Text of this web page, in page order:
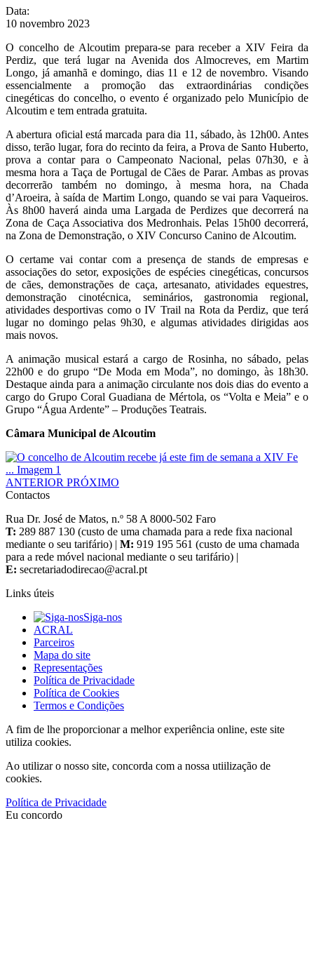
Data:
10 novembro 2023
O concelho de Alcoutim prepara-se para receber a XIV Feira da
Perdiz, que terá lugar na Avenida dos Almocreves, em Martim
Longo, já amanhã e domingo, dias 11 e 12 de novembro. Visando
essencialmente a promoção das extraordinárias condições
cinegéticas do concelho, o evento é organizado pelo Município de
Alcoutim e tem entrada gratuita.
A abertura oficial está marcada para dia 11, sábado, às 12h00. Antes
disso, terão lugar, fora do recinto da feira, a Prova de Santo Huberto,
prova a contar para o Campeonato Nacional, pelas 07h30, e à
mesma hora a Taça de Portugal de Cães de Parar. Ambas as provas
decorrerão também no domingo, à mesma hora, na Chada
d’Aroeira, à saída de Martim Longo, quando se vai para Vaqueiros.
Às 8h00 haverá ainda uma Largada de Perdizes que decorrerá na
Zona de Caça Associativa dos Medronhais. Pelas 15h00 decorrerá,
na Zona de Demonstração, o XIV Concurso Canino de Alcoutim.
O certame vai contar com a presença de stands de empresas e
associações do setor, exposições de espécies cinegéticas, concursos
de cães, demonstrações de caça, artesanato, atividades equestres,
demonstração cinotécnica, seminários, gastronomia regional,
atividades desportivas como o IV Trail na Rota da Perdiz, que terá
lugar no domingo pelas 9h30, e algumas atividades dirigidas aos
mais novos.
A animação musical estará a cargo de Rosinha, no sábado, pelas
22h00 e do grupo “De Moda em Moda”, no domingo, às 18h30.
Destaque ainda para a animação circulante nos dois dias do evento a
cargo do Grupo Coral Guadiana de Mértola, os “Volta e Meia” e o
Grupo “Água Ardente” – Produções Teatrais.
Câmara Municipal de Alcoutim
ANTERIOR PRÓXIMO
Contactos
Rua Dr. José de Matos, n.º 58 A 8000-502 Faro
T: 289 887 130 (custo de uma chamada para a rede fixa nacional
mediante o seu tarifário) | M: 919 195 561 (custo de uma chamada
para a rede móvel nacional mediante o seu tarifário) |
E:
Links úteis
Siga-nos
ACRAL
Parceiros
Mapa do site
Representações
Política de Privacidade
Política de Cookies
Termos e Condições
A fim de lhe proporcionar a melhor experiência online, este site
utiliza cookies.
Ao utilizar o nosso site, concorda com a nossa utiilização de
cookies.
Política de Privacidade
Eu concordo